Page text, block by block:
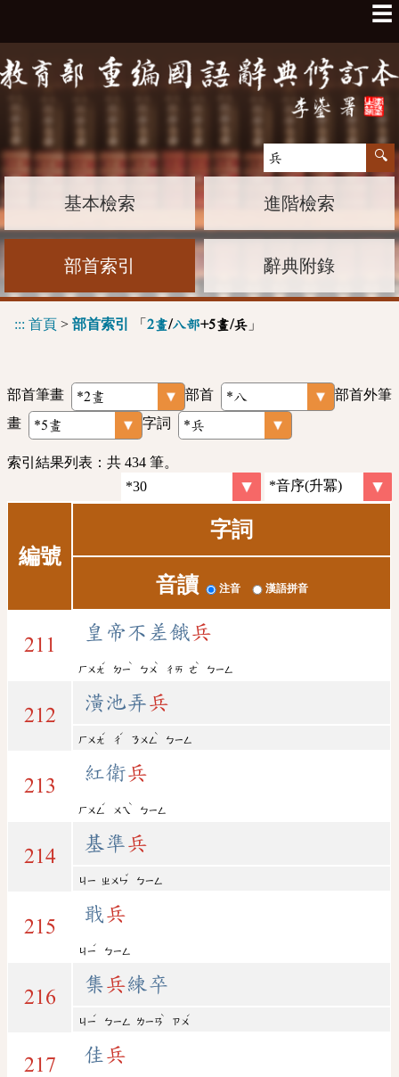
☰
基本檢索 進階檢索
部首索引 辭典附錄
::: 首頁 > 部首索引 「 2畫/八部+5畫/兵 」
部首筆畫 部首
部首外筆
畫
字詞
索引結果列表：共 434 筆。
編號
字詞
音讀 注音 漢語拼音
211
皇帝不差餓兵
ㄏㄨㄤ
ˊ
ㄉㄧ
ˋ
ㄅㄨ
ˋ
ㄔㄞ ㄜ
ˋ
ㄅㄧㄥ
212
潢池弄兵
ㄏㄨㄤ
ˊ
ㄔ
ˊ
ㄋㄨㄥ
ˋ
ㄅㄧㄥ
213
紅衛兵
ㄏㄨㄥ
ˊ
ㄨㄟ
ˋ
ㄅㄧㄥ
214
基準兵
ㄐㄧ ㄓㄨㄣ
ˇ
ㄅㄧㄥ
215
戢兵
ㄐㄧ
ˊ
ㄅㄧㄥ
216
集兵練卒
ㄐㄧ
ˊ
ㄅㄧㄥ ㄌㄧㄢ
ˋ
ㄗㄨ
ˊ
217 佳 兵